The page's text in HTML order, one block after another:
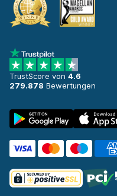
TrustScore von 4.6
279.878 Bewertungen